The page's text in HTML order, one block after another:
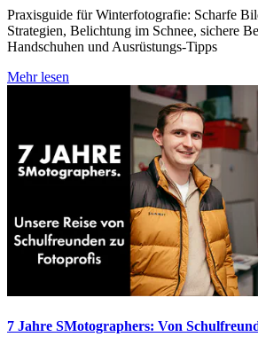
Praxisguide für Winterfotografie: Scharfe
Strategien, Belichtung im Schnee, sichere
Handschuhen und Ausrüstungs-Tipps
Mehr lesen
7 Jahre SMotographers: Von